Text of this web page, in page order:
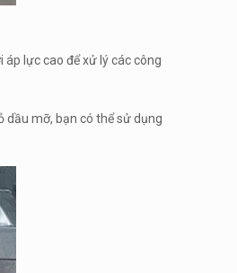
lực cao để xử lý các công
dầu mỡ, bạn có thể sử dụng